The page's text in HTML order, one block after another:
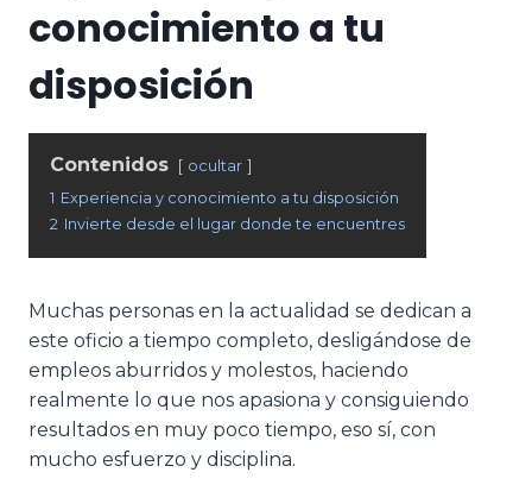
conocimiento a tu
disposición
Contenidos
ocultar
1 Experiencia y conocimiento a tu disposición
2 Invierte desde el lugar donde te encuentres
Muchas personas en la actualidad se dedican a
este oficio a tiempo completo, desligándose de
empleos aburridos y molestos, haciendo
realmente lo que nos apasiona y consiguiendo
resultados en muy poco tiempo, eso sí, con
mucho esfuerzo y disciplina.